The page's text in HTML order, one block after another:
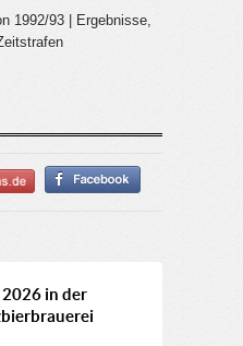
1992/93 | Ergebnisse,
in der